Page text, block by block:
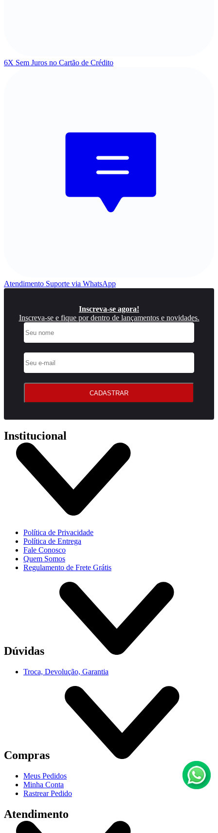
6X Sem Juros no Cartão de Crédito
Atendimento Suporte via WhatsApp
Inscreva-se agora!
Inscreva-se e fique por dentro de lançamentos e novidades.
CADASTRAR
Institucional
Política de Privacidade
Política de Entrega
Fale Conosco
Quem Somos
Regulamento de Frete Grátis
Dúvidas
Troca, Devolução, Garantia
Compras
Meus Pedidos
Minha Conta
Rastrear Pedido
Atendimento